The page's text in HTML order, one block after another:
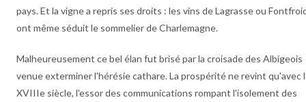
pays. Et la vigne a repris ses droits : les vins de Lagrasse ou
ont même séduit le sommelier de Charlemagne.
Malheureusement ce bel élan fut brisé par la croisade des Albigeois
venue exterminer l'hérésie cathare. La prospérité ne revint qu'avec
XVIIIe siècle, l'essor des communications rompant l'isolement des